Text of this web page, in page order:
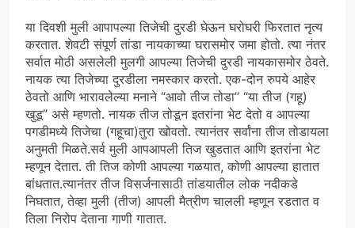
या दिवशी मुली आपापल्या तिजेची दुरडी घेऊन घरोघरी फिरतात नृत्य
करतात. शेवटी संपूर्ण तांडा नायकाच्या घरासमोर जमा होतो. त्या नंतर
सर्वात मोठी असलेली मुलगी आपल्या तिजेची दुरडी नायकासमोर ठेवते.
नायक त्या तिजेच्या दुरडीला नमस्कार करतो. एक-दोन रुपये आहेर
ठेवतो आणि भारावलेल्या मनाने “आवो तीज तोडा” “या तीज (गहू)
खुडू” असे म्हणतो. नायक तीज तोडून इतरांना भेट देतो व आपल्या
पगडीमध्ये तिजेचा (गहूचा)तुरा खोवतो. त्यानंतर सर्वांना तीज तोडायला
अनुमती मिळते.सर्व मुली आपआपली तिज खुडतात आणि इतरांना भेट
म्हणून देतात. ती तिज कोणी आपल्या गळयात, कोणी आपल्या हातात
बांधतात.त्यानंतर तीज विसर्जनासाठी तांडयातील लोक नदीकडे
निघतात, तेव्हा मुली (तीज) आपली मैत्रीण चालली म्हणून रडतात व
तिला निरोप देताना गाणी गातात.